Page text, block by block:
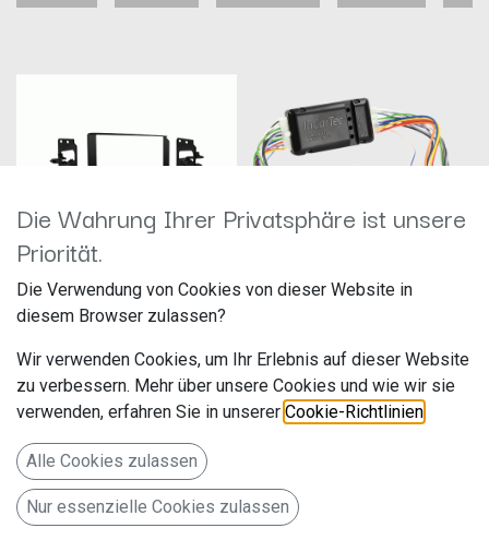
2-DIN Radioblende
Cadillac/Chevrolet/GMC diverse
Fahrzeuge
Artikelnummer: 381238-09-1
acv GmbH
Straßburger Allee 10-12
Deutschland www.acvgmbh.de
Radioblende 2-DIN Cadillac /
Chevrolet / GMC
Metra 95-3003G
16,49€
Aktivsystemadapter verschiedene
Artikelnummer: 12-1230-51
acv GmbH
Straßburger Allee 10-12
41812 Erkelenz
verschiedene Fahrzeuge
ISO>ISO
Die Wahrung Ihrer Privatsphäre ist unsere
Priorität.
Die Verwendung von Cookies von dieser Website in
diesem Browser zulassen?
Wir verwenden Cookies, um Ihr Erlebnis auf dieser Website
zu verbessern. Mehr über unsere Cookies und wie wir sie
verwenden, erfahren Sie in unserer Cookie-Richtlinien
Alle Cookies zulassen
Nur essenzielle Cookies zulassen